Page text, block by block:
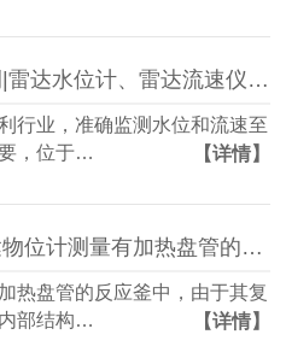
案例|雷达水位计、雷达流速仪数据跳变如何解决
行业，准确监测水位和流速至
，位于…
【详情】
雷达物位计测量有加热盘管的反应釜，应该注意什么？
热盘管的反应釜中，由于其复
部结构…
【详情】